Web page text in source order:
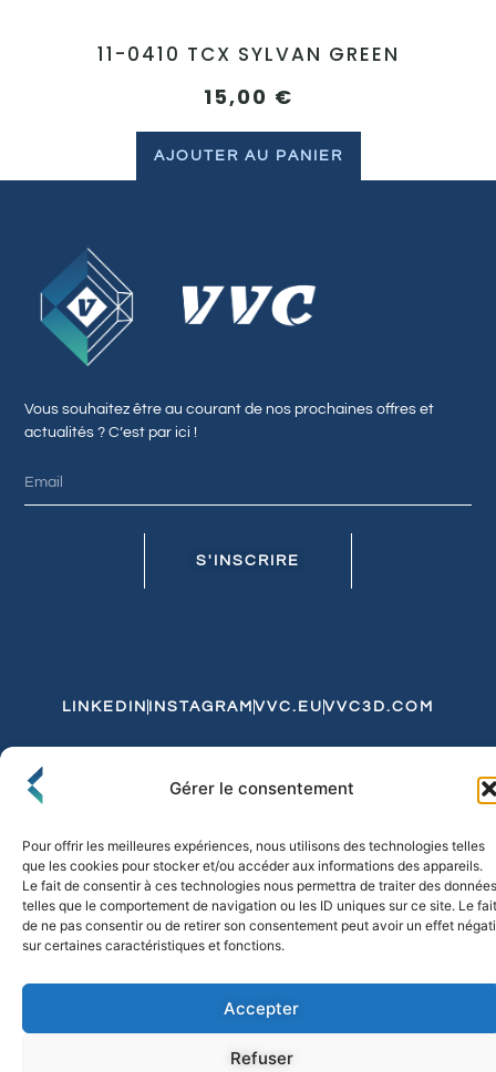
Gérer le consentement
Pour offrir les meilleures expériences, nous utilisons des technologies telles
que les cookies pour stocker et/ou accéder aux informations des appareils.
Le fait de consentir à ces technologies nous permettra de traiter des données
telles que le comportement de navigation ou les ID uniques sur ce site. Le fait
de ne pas consentir ou de retirer son consentement peut avoir un effet
sur certaines caractéristiques et fonctions.
Accepter
Refuser
11-0410 TCX SYLVAN GREEN
15,00 €
AJOUTER AU PANIER
Vous souhaitez être au courant de nos prochaines offres et
actualités ? C’est par ici !
S'INSCRIRE
LINKEDIN INSTAGRAM VVC.EU VVC3D.COM
Politique de Confidentialité et de CookiesExpédition et Livraison
© 2026 FLO & CO. All Rights Reserved